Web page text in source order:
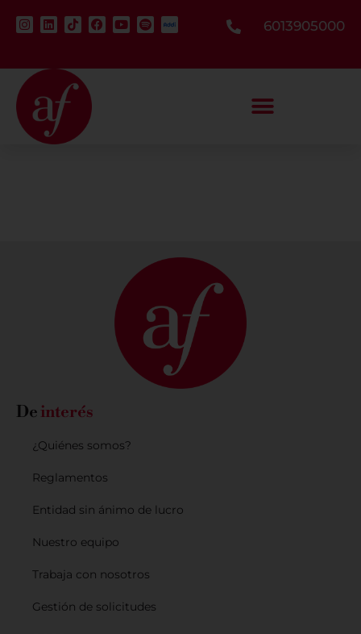
6013905000
De interés
¿Quiénes somos?
Reglamentos
Entidad sin ánimo de lucro
Nuestro equipo
Trabaja con nosotros
Gestión de solicitudes